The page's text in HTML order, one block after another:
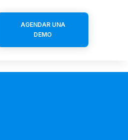
AGENDAR UNA
DEMO